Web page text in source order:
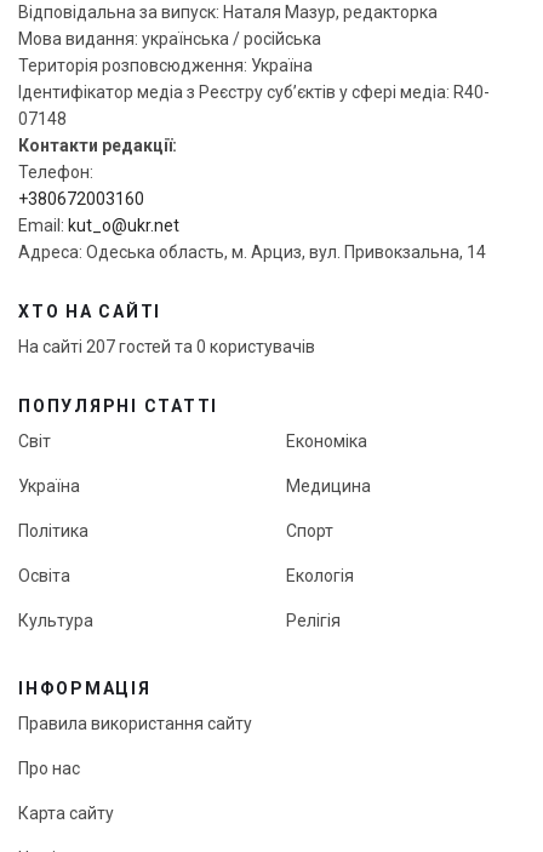
Відповідальна за випуск: Наталя Мазур, редакторка
Мова видання: українська / російська
Територія розповсюдження: Україна
Ідентифікатор медіа з Реєстру суб’єктів у сфері медіа: R40-
07148
Контакти редакції:
Телефон:
+380672003160
Email: kut_o@ukr.net
Адреса: Одеська область, м. Арциз, вул. Привокзальна, 14
ХТО НА САЙТІ
На сайті 207 гостей та 0 користувачів
ПОПУЛЯРНІ СТАТТІ
Світ
Україна
Політика
Освіта
Культура
Економіка
Медицина
Спорт
Екологія
Релігія
ІНФОРМАЦІЯ
Правила використання сайту
Про нас
Карта сайту